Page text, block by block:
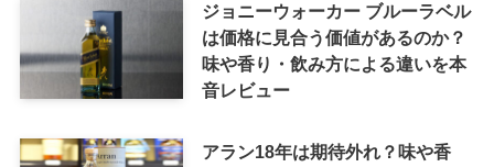
ジョニーウォーカー ブルーラベル
は価格に見合う価値があるのか？
味や香り・飲み方による違いを本
音レビュー
アラン18年は期待外れ？味や香